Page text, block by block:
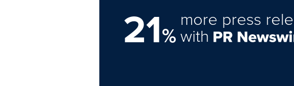
21%
more press
with